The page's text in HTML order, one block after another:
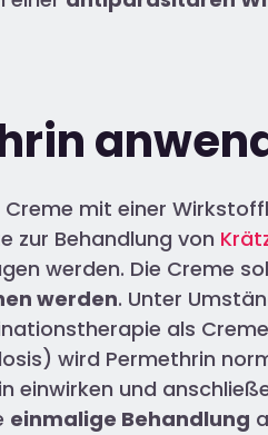
Creme mit einer
zur Behandlung von
werden. Die Creme
werden. Unter
als
wird Permethrin
einwirken und
einmalige Behandlung